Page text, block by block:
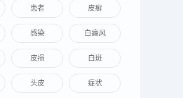
患者 皮癣
感染 白癜风
皮损 白斑
头皮 症状